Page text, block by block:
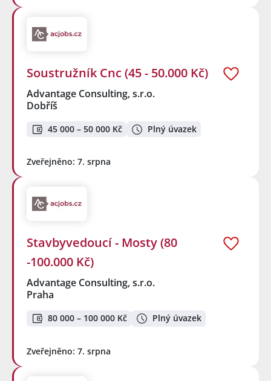
Soustružník Cnc (45 - 50.000 Kč)
Advantage Consulting, s.r.o.
Dobříš
45 000 – 50 000 Kč Plný úvazek
Zveřejněno: 7. srpna
Stavbyvedoucí - Mosty (80
-100.000 Kč)
Advantage Consulting, s.r.o.
Praha
80 000 – 100 000 Kč Plný úvazek
Zveřejněno: 7. srpna